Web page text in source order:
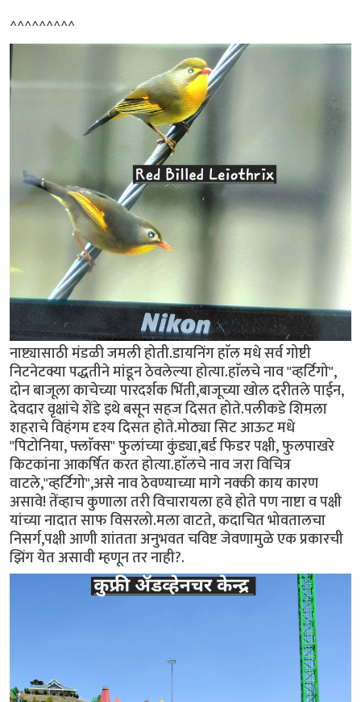
^^^^^^^^^
नाष्ट्यासाठी मंडळी जमली होती.डायनिंग हाॅल मधे सर्व गोष्टी
निटनेटक्या पद्धतीने मांडून ठेवलेल्या होत्या.हाॅलचे नाव "व्हर्टिगो",
दोन बाजूला काचेच्या पारदर्शक भिंती,बाजूच्या खोल दरीतले पाईन,
देवदार वृक्षांचे शेंडे इथे बसून सहज दिसत होते.पलीकडे शिमला
शहराचे विहंगम दृश्य दिसत होते.मोठ्या सिट आऊट मधे
"पिटोनिया, फ्लाॅक्स" फुलांच्या कुंड्या,बर्ड फिडर पक्षी, फुलपाखरे
किटकांना आकर्षित करत होत्या.हाॅलचे नाव जरा विचित्र
वाटले,"व्हर्टिगो",असे नाव ठेवण्याच्या मागे नक्की काय कारण
असावे! तेंव्हाच कुणाला तरी विचारायला हवे होते पण नाष्टा व पक्षी
यांच्या नादात साफ विसरलो.मला वाटते, कदाचित भोवतालचा
निसर्ग,पक्षी आणी शांतता अनुभवत चविष्ट जेवणामुळे एक प्रकारची
झिंग येत असावी म्हणून तर नाही?.